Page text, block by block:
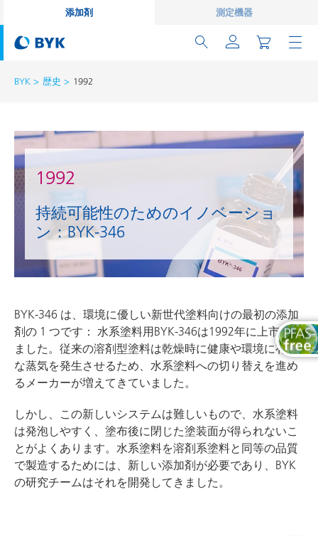
添加剤 測定機器
BYK 歴史 1992
1992
持続可能性のためのイノベーショ
ン：BYK-346
BYK-346 は、環境に優しい新世代塗料向けの最初の添加
剤の 1 つです： 水系塗料用BYK-346は1992年に上市され
ました。従来の溶剤型塗料は乾燥時に健康や環境に有害
な蒸気を発生させるため、水系塗料への切り替えを進め
るメーカーが増えてきていました。
しかし、この新しいシステムは難しいもので、水系塗料
は発泡しやすく、塗布後に閉じた塗装面が得られないこ
とがよくあります。水系塗料を溶剤系塗料と同等の品質
で製造するためには、新しい添加剤が必要であり、BYK
の研究チームはそれを開発してきました。